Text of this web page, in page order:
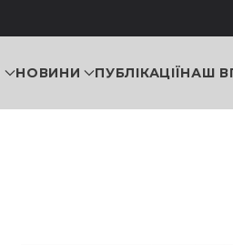
НОВИНИ ПУБЛІКАЦІЇНАШ